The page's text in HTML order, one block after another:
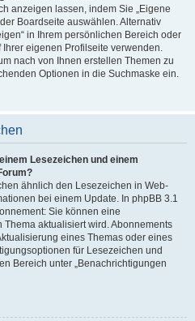
anzeigen lassen, indem Sie „Eigene
Boardseite auswählen. Alternativ
in Ihrem persönlichen Bereich oder
Ihrer eigenen Profilseite verwenden.
nach von Ihnen erstellen Themen zu
Optionen in die Suchmaske ein.
Lesezeichen und einem
ähnlich den Lesezeichen in Web-
bei einem Update. In phpBB 3.1
Sie können eine
aktualisiert wird. Abonnements
eines Themas oder eines
für Lesezeichen und
Bereich unter „Benachrichtigungen